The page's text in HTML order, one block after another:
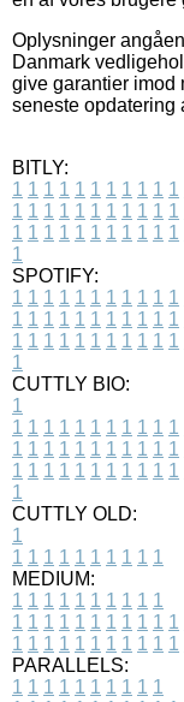
Oplysninger
Danmark
give garantier imod
seneste opdatering
BITLY:
1 1 1 1 1 1 1 1 1 1 1
1 1 1 1 1 1 1 1 1 1 1
1 1 1 1 1 1 1 1 1 1 1
1
SPOTIFY:
1 1 1 1 1 1 1 1 1 1 1
1 1 1 1 1 1 1 1 1 1 1
1 1 1 1 1 1 1 1 1 1 1
1
CUTTLY BIO:
1
1 1 1 1 1 1 1 1 1 1 1
1 1 1 1 1 1 1 1 1 1 1
1 1 1 1 1 1 1 1 1 1 1
1
CUTTLY OLD:
1
1 1 1 1 1 1 1 1 1 1
MEDIUM:
1 1 1 1 1 1 1 1 1 1
1 1 1 1 1 1 1 1 1 1 1
1 1 1 1 1 1 1 1 1 1 1
PARALLELS:
1 1 1 1 1 1 1 1 1 1